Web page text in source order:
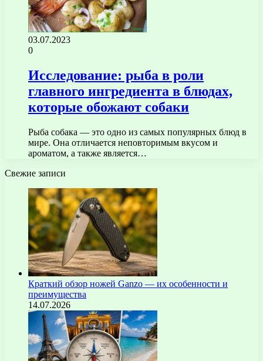
03.07.2023
0
Исследование: рыба в роли
главного ингредиента в блюдах,
которые обожают собаки
Рыба собака — это одно из самых популярных блюд в
мире. Она отличается неповторимым вкусом и
ароматом, а также является…
Свежие записи
Краткий обзор ножей Ganzo — их особенности и
преимущества
14.07.2026